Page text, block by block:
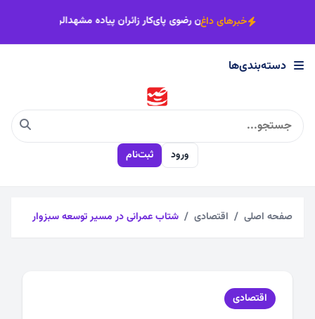
×
دسته‌بندی‌ها
اجتماعی
چندرسانه
فرهنگی
خبرهای داغ
میزبان زائران پیاده می‌شود اصناف خراسان رضوی پای‌کار زائران
دسته‌بندی‌ها
ورود ثبت‌نام
صفحه اصلی اقتصادی شتاب عمرانی در مسیر توسعه سبزوار
اقتصادی